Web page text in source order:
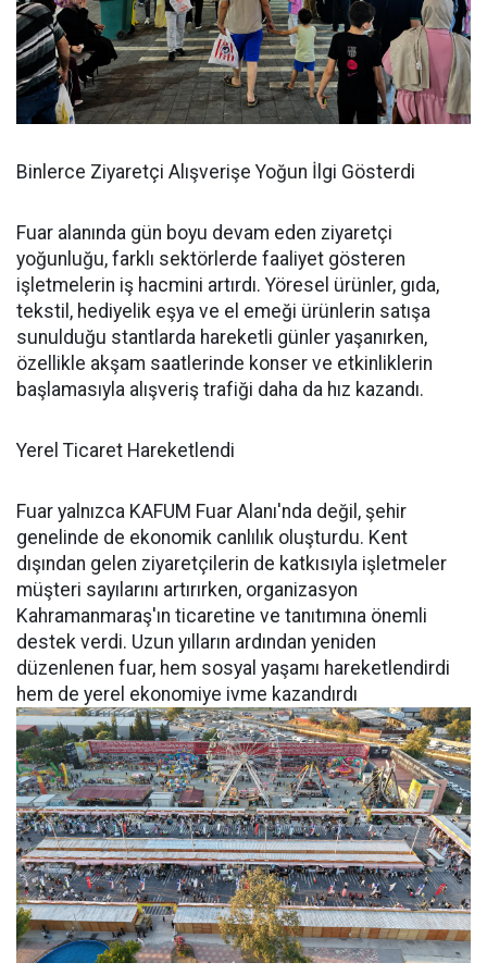
Binlerce Ziyaretçi Alışverişe Yoğun İlgi Gösterdi
Fuar alanında gün boyu devam eden ziyaretçi
yoğunluğu, farklı sektörlerde faaliyet gösteren
işletmelerin iş hacmini artırdı. Yöresel ürünler, gıda,
tekstil, hediyelik eşya ve el emeği ürünlerin satışa
sunulduğu stantlarda hareketli günler yaşanırken,
özellikle akşam saatlerinde konser ve etkinliklerin
başlamasıyla alışveriş trafiği daha da hız kazandı.
Yerel Ticaret Hareketlendi
Fuar yalnızca KAFUM Fuar Alanı'nda değil, şehir
genelinde de ekonomik canlılık oluşturdu. Kent
dışından gelen ziyaretçilerin de katkısıyla işletmeler
müşteri sayılarını artırırken, organizasyon
Kahramanmaraş'ın ticaretine ve tanıtımına önemli
destek verdi. Uzun yılların ardından yeniden
düzenlenen fuar, hem sosyal yaşamı hareketlendirdi
hem de yerel ekonomiye ivme kazandırdı